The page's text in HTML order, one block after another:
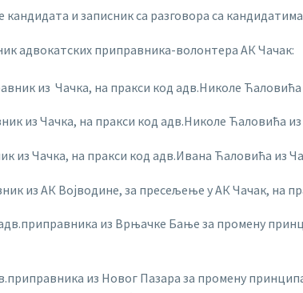
кандидата и записник са разговора са
адвокатских приправника-волонтера АК Чачак:
из Чачка, на пракси код адв.Николе Ћаловића
из Чачка, на пракси код адв.Николе Ћаловића
из Чачка, на пракси код адв.Ивана Ћаловића из
из АК Војводине, за пресељење у АК Чачак, на
из Врњачке Бање за промену
из Новог Пазара за промену